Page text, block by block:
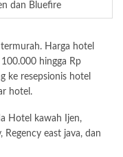
dan Bluefire
Harga hotel
hingga Rp
ke resepsionis hotel
hotel.
Hotel kawah Ijen,
east java, dan